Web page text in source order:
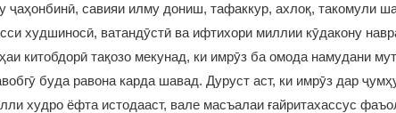
ҷаҳонбинӣ, савияи илму дониш, тафаккур, ахлоқ, такомули
худшиносӣ, ватандӯстӣ ва ифтихори миллии кӯдакону
китобдорӣ тақозо мекунад, ки имрӯз ба омода намудани
буда равона карда шавад. Дуруст аст, ки имрӯз дар
худро ёфта истодааст, вале масъалаи ғайритахассус